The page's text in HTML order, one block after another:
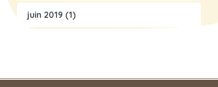
juin 2019 (1)